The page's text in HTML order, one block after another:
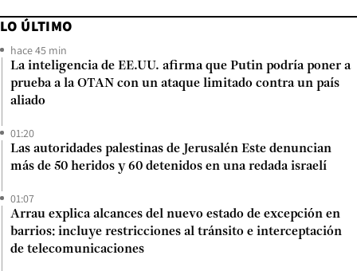
LO ÚLTIMO
hace 45 min
La inteligencia de EE.UU. afirma que Putin podría poner a
prueba a la OTAN con un ataque limitado contra un país
aliado
01:20
Las autoridades palestinas de Jerusalén Este denuncian
más de 50 heridos y 60 detenidos en una redada israelí
01:07
Arrau explica alcances del nuevo estado de excepción en
barrios: incluye restricciones al tránsito e interceptación
de telecomunicaciones